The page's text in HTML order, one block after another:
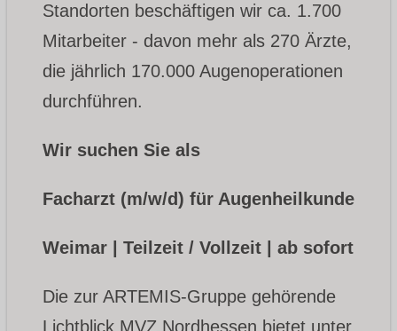
Standorten beschäftigen wir ca. 1.700
Mitarbeiter - davon mehr als 270 Ärzte,
die jährlich 170.000 Augenoperationen
durchführen.
Wir suchen Sie als
Facharzt (m/w/d) für Augenheilkunde
Weimar | Teilzeit / Vollzeit | ab sofort
Die zur ARTEMIS-Gruppe gehörende
Lichtblick MVZ Nordhessen bietet unter